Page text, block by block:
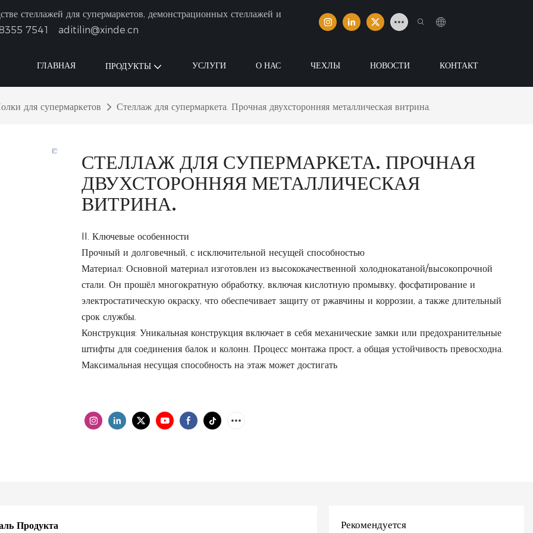
стеллажей для супермаркетов, демонстрационных стеллажей и
7541
aditilin@xinde.cn
ГЛАВНАЯ ПРОДУКТЫ УСЛУГИ О НАС ЧЕХЛЫ НОВОСТИ КОНТАКТ
для супермаркетов Стеллаж для супермаркета. Прочная двухсторонняя металлическая витрина.
СТЕЛЛАЖ ДЛЯ СУПЕРМАРКЕТА. ПРОЧНАЯ
ДВУХСТОРОННЯЯ МЕТАЛЛИЧЕСКАЯ
ВИТРИНА.
II. Ключевые особенности
Прочный и долговечный, с исключительной несущей способностью
Материал: Основной материал изготовлен из высококачественной холоднокатаной/высокопрочной
стали. Он прошёл многократную обработку, включая кислотную промывку, фосфатирование и
электростатическую окраску, что обеспечивает защиту от ржавчины и коррозии, а также длительный
срок службы.
Конструкция: Уникальная конструкция включает в себя механические замки или предохранительные
штифты для соединения балок и колонн. Процесс монтажа прост, а общая устойчивость превосходна.
Максимальная несущая способность на этаж может достигать
Рекомендуется
Продукта